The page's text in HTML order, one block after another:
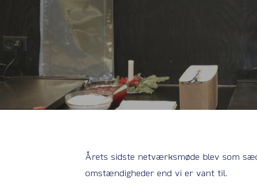
Årets sidste netværksmøde blev som
omstændigheder end vi er vant til.